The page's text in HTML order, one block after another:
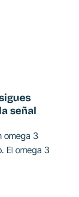
señal
omega 3
El omega 3